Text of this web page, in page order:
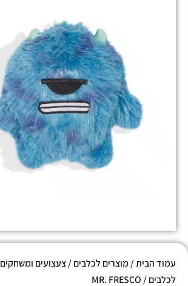
עמוד הבית/ מוצרים לכלבים/צעצועים ומשחקים
לכלבים/ MR. FRESCO